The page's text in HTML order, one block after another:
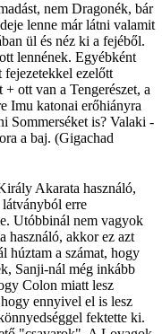
nem Dragonék, bár
lenne már látni valamit
ül és néz ki a fejéből.
lennének. Egyébként
ezelőtt
ott van a Tengerészet, a
Imu katonai erőhiányra
Sommerséket is? Valaki -
a baj. (Gigachad
Akarata használó,
erre
Utóbbinál nem vagyok
használó, akkor ez azt
húztam a számat, hogy
Sanji-nál még inkább
Colon miatt lesz
ennyivel el is lesz
fektette ki.